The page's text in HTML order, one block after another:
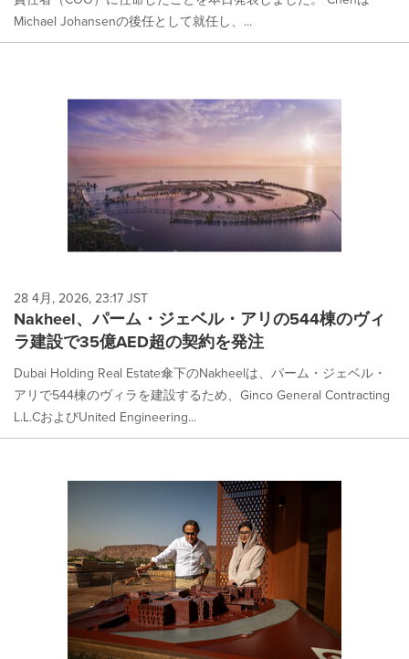
Michael Johansenの後任として就任し、...
28 4月, 2026, 23:17 JST
Nakheel、パーム・ジェベル・アリの544棟のヴィ
ラ建設で35億AED超の契約を発注
Dubai Holding Real Estate傘下のNakheelは、パーム・ジェベル・
アリで544棟のヴィラを建設するため、Ginco General Contracting
L.L.CおよびUnited Engineering...